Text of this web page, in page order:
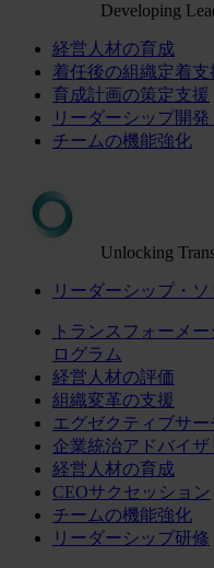
Developing
経営人材の育成
着任後の組織定着支
育成計画の策定支援
リーダーシップ開発
チームの機能強化
Unlocking
リーダーシップ・
トランスフォーメ
ログラム
経営人材の評価
組織変革の支援
エグゼクティブサー
企業統治アドバイザ
経営人材の育成
CEOサクセッション
チームの機能強化
リーダーシップ研修